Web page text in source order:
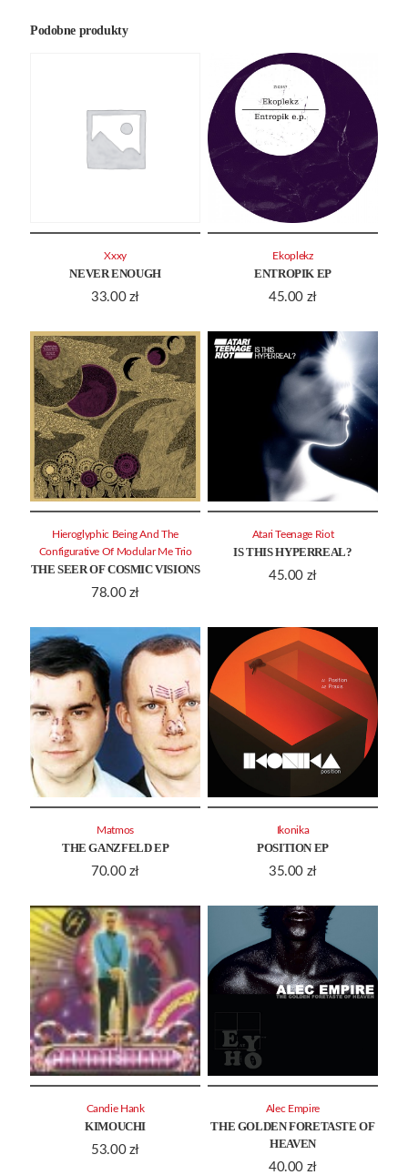
Podobne produkty
NEVER ENOUGH
33.00 zł
Xxxy
ENTROPIK EP
45.00 zł
Ekoplekz
THE SEER OF COSMIC VISIONS
78.00 zł
Hieroglyphic Being And The
Configurative Of Modular Me Trio
IS THIS HYPERREAL?
45.00 zł
Atari Teenage Riot
THE GANZFELD EP
70.00 zł
Matmos
POSITION EP
35.00 zł
Ikonika
KIMOUCHI
53.00 zł
Candie Hank
THE GOLDEN FORETASTE OF
HEAVEN
40.00 zł
Alec Empire